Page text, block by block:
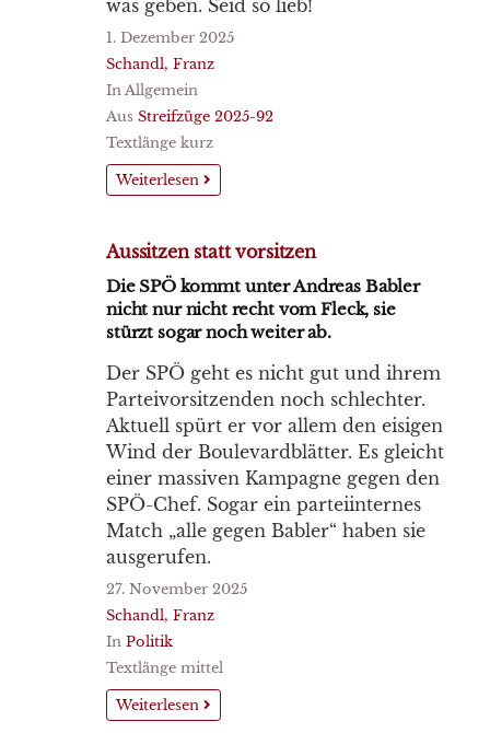
was geben. Seid so lieb!
1. Dezember 2025
Schandl, Franz
In Allgemein
Aus Streifzüge 2025-92
Textlänge kurz
Weiterlesen
Aussitzen statt vorsitzen
Die SPÖ kommt unter Andreas Babler
nicht nur nicht recht vom Fleck, sie
stürzt sogar noch weiter ab.
Der SPÖ geht es nicht gut und ihrem
Parteivorsitzenden noch schlechter.
Aktuell spürt er vor allem den eisigen
Wind der Boulevardblätter. Es gleicht
einer massiven Kampagne gegen den
SPÖ-Chef. Sogar ein parteiinternes
Match „alle gegen Babler“ haben sie
ausgerufen.
27. November 2025
Schandl, Franz
In Politik
Textlänge mittel
Weiterlesen